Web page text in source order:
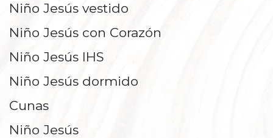
NIÑO JESÚS
ÁNGELES
NACIMIENTO DE JESÚS
Niño Jesús vestido
Niño Jesús con Corazón
Niño Jesús IHS
Niño Jesús dormido
Cunas
Niño Jesús